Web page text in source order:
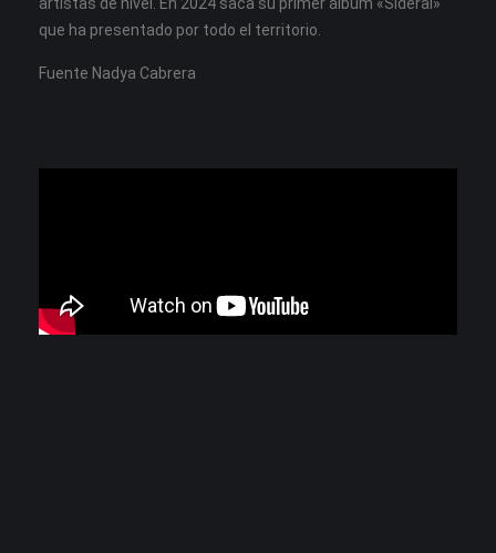
que ha presentado por todo el territorio.
Fuente Nadya Cabrera